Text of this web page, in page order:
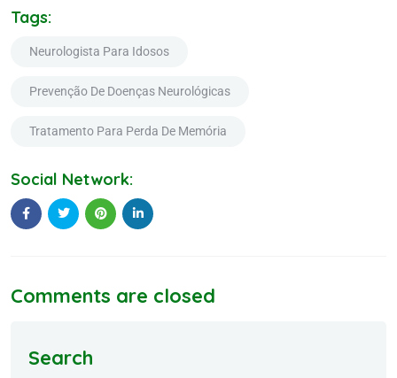
Tags:
Neurologista Para Idosos
Prevenção De Doenças Neurológicas
Tratamento Para Perda De Memória
Social Network:
Comments are closed
Search